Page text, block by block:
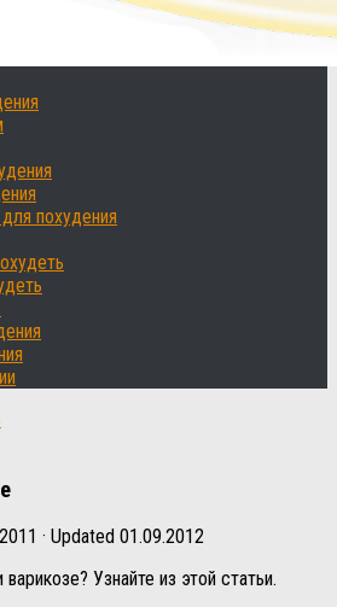
похудения
· Updated 01.09.2012
Узнайте из этой статьи.